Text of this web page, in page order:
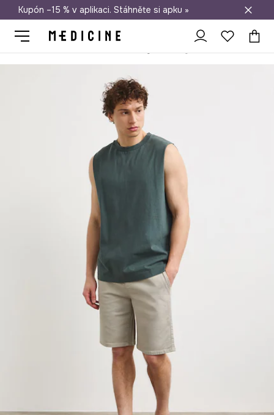
Doprava zdarma při nákupu nad 1 200 Kč
Kupón –15 % v aplikaci. Stáhněte si apku »